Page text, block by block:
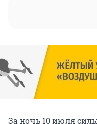
За ночь 10 июля